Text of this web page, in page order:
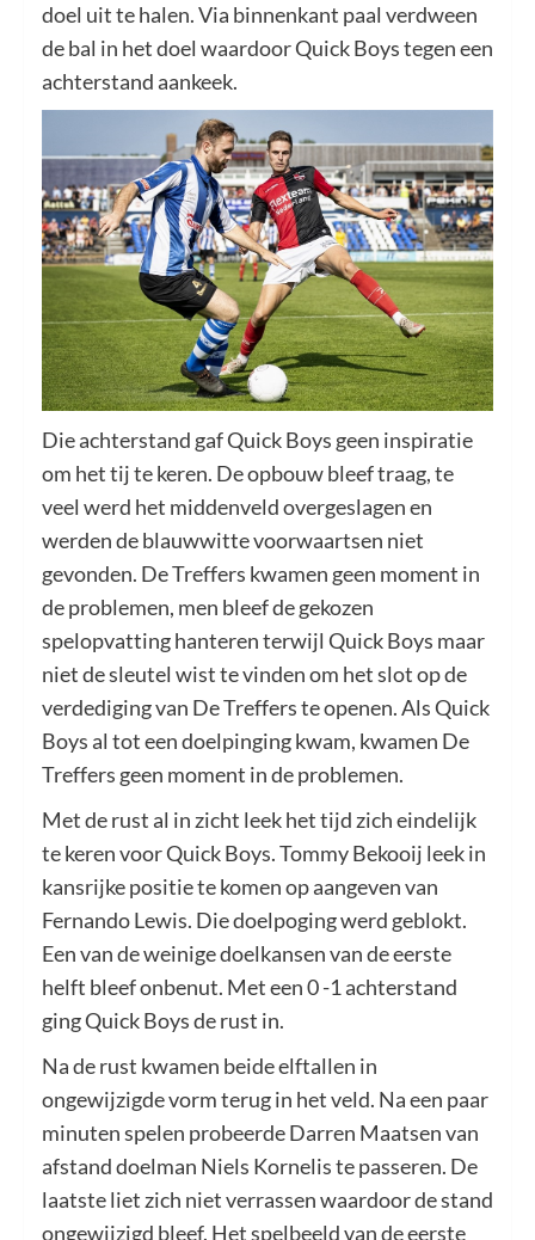
doel uit te halen. Via binnenkant paal verdween
de bal in het doel waardoor Quick Boys tegen een
achterstand aankeek.
Die achterstand gaf Quick Boys geen inspiratie
om het tij te keren. De opbouw bleef traag, te
veel werd het middenveld overgeslagen en
werden de blauwwitte voorwaartsen niet
gevonden. De Treffers kwamen geen moment in
de problemen, men bleef de gekozen
spelopvatting hanteren terwijl Quick Boys maar
niet de sleutel wist te vinden om het slot op de
verdediging van De Treffers te openen. Als Quick
Boys al tot een doelpinging kwam, kwamen De
Treffers geen moment in de problemen.
Met de rust al in zicht leek het tijd zich eindelijk
te keren voor Quick Boys. Tommy Bekooij leek in
kansrijke positie te komen op aangeven van
Fernando Lewis. Die doelpoging werd geblokt.
Een van de weinige doelkansen van de eerste
helft bleef onbenut. Met een 0 -1 achterstand
ging Quick Boys de rust in.
Na de rust kwamen beide elftallen in
ongewijzigde vorm terug in het veld. Na een paar
minuten spelen probeerde Darren Maatsen van
afstand doelman Niels Kornelis te passeren. De
laatste liet zich niet verrassen waardoor de stand
ongewijzigd bleef. Het spelbeeld van de eerste